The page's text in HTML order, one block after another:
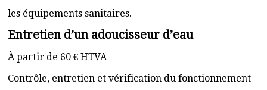
les équipements sanitaires.
Entretien d’un adoucisseur d’eau
À partir de 60 € HTVA
Contrôle, entretien et vérification du fonctionnement